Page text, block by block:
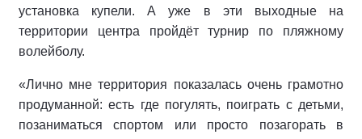
установка купели. А уже в эти выходные на
территории центра пройдёт турнир по пляжному
волейболу.
«Лично мне территория показалась очень грамотно
продуманной: есть где погулять, поиграть с детьми,
позаниматься спортом или просто позагорать в